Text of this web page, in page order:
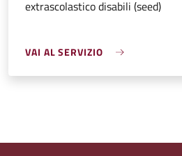
extrascolastico disabili (seed)
VAI AL SERVIZIO